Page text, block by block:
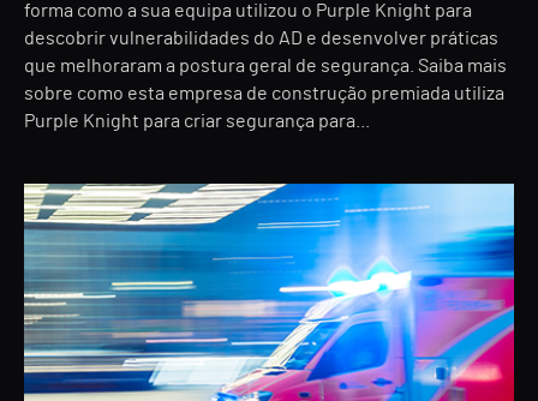
forma como a sua equipa utilizou o Purple Knight para
descobrir vulnerabilidades do AD e desenvolver práticas
que melhoraram a postura geral de segurança. Saiba mais
sobre como esta empresa de construção premiada utiliza
Purple Knight para criar segurança para...